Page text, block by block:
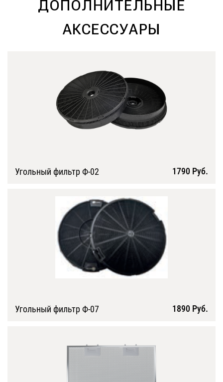
ДОПОЛНИТЕЛЬНЫЕ
АКСЕССУАРЫ
Угольный фильтр Ф-02 1790 Руб.
Подробнее
Угольный фильтр Ф-07 1890 Руб.